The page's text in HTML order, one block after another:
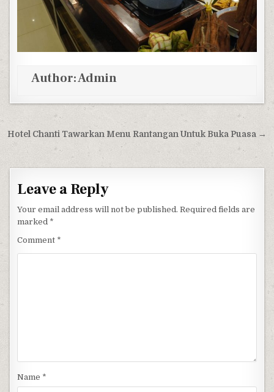
Author:Admin
Post navigation
Hotel Chanti Tawarkan Menu Rantangan Untuk Buka Puasa →
Leave a Reply
Your email address will not be published. Required fields are
marked *
Comment *
Name *